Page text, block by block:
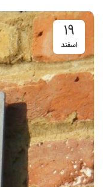
۱۹
اسفند